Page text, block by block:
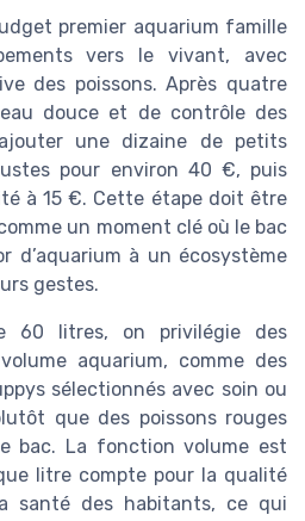
premier aquarium famille
vers le vivant, avec
des poissons. Après quatre
douce et de contrôle des
une dizaine de petits
pour environ 40 €, puis
à 15 €. Cette étape doit être
un moment clé où le bac
d’aquarium à un écosystème
gestes.
60 litres, on privilégie des
aquarium, comme des
sélectionnés avec soin ou
que des poissons rouges
bac. La fonction volume est
litre compte pour la qualité
santé des habitants, ce qui